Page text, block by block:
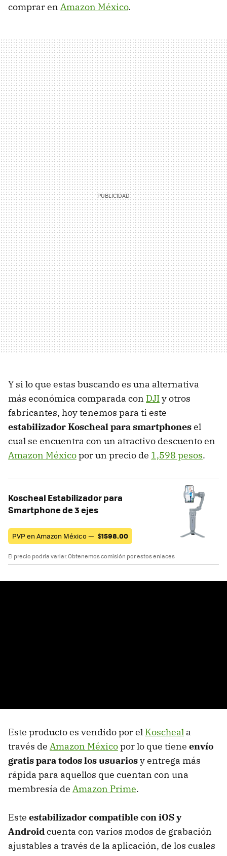
comprar en Amazon México.
Y si lo que estas buscando es una alternativa
más económica comparada con DJIy otros
fabricantes, hoy tenemos para ti este
estabilizador Koscheal para smartphonesel
cual se encuentra con un atractivo descuento en
Amazon Méxicopor un precio de 1,598 pesos.
Koscheal Estabilizador para
Smartphone de 3 ejes
PVP en Amazon México — $1598.00
El precio podría variar. Obtenemos comisión por estos enlaces
Este producto es vendido por el Koscheal a
través de Amazon Méxicopor lo que tiene envío
gratis para todos los usuariosy entrega más
rápida para aquellos que cuentan con una
membresía de Amazon Prime.
Este estabilizador compatible con iOS y
Androidcuenta con varios modos de grabación
ajustables a través de la aplicación, de los cuales